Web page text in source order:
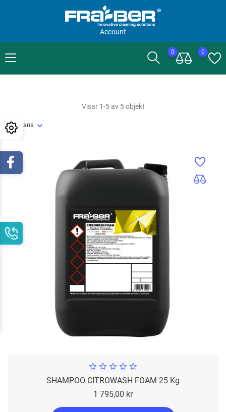
Account
0 0
Relevans
Visar 1-5 av 5 objekt
SHAMPOO CITROWASH FOAM 25 Kg
1 795,00 krPris